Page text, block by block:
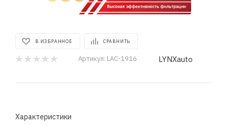
В ИЗБРАННОЕ СРАВНИТЬ
Артикул: LAC-1916 LYNXauto
Характеристики